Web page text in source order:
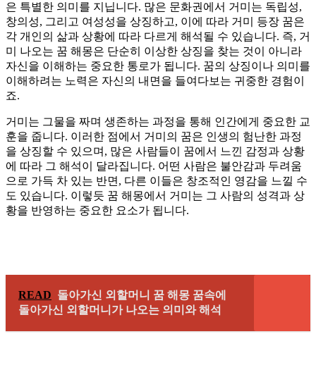
은 특별한 의미를 지닙니다. 많은 문화권에서 거미는 독립성,
창의성, 그리고 여성성을 상징하고, 이에 따라 거미 등장 꿈은
각 개인의 삶과 상황에 따라 다르게 해석될 수 있습니다. 즉, 거
미 나오는 꿈 해몽은 단순히 이상한 상징을 찾는 것이 아니라
자신을 이해하는 중요한 통로가 됩니다. 꿈의 상징이나 의미를
이해하려는 노력은 자신의 내면을 들여다보는 귀중한 경험이
죠.
거미는 그물을 짜며 생존하는 과정을 통해 인간에게 중요한 교
훈을 줍니다. 이러한 점에서 거미의 꿈은 인생의 험난한 과정
을 상징할 수 있으며, 많은 사람들이 꿈에서 느낀 감정과 상황
에 따라 그 해석이 달라집니다. 어떤 사람은 불안감과 두려움
으로 가득 차 있는 반면, 다른 이들은 창조적인 영감을 느낄 수
도 있습니다. 이렇듯 꿈 해몽에서 거미는 그 사람의 성격과 상
황을 반영하는 중요한 요소가 됩니다.
READ 돌아가신 외할머니 꿈 해몽 꿈속에
돌아가신 외할머니가 나오는 의미와 해석